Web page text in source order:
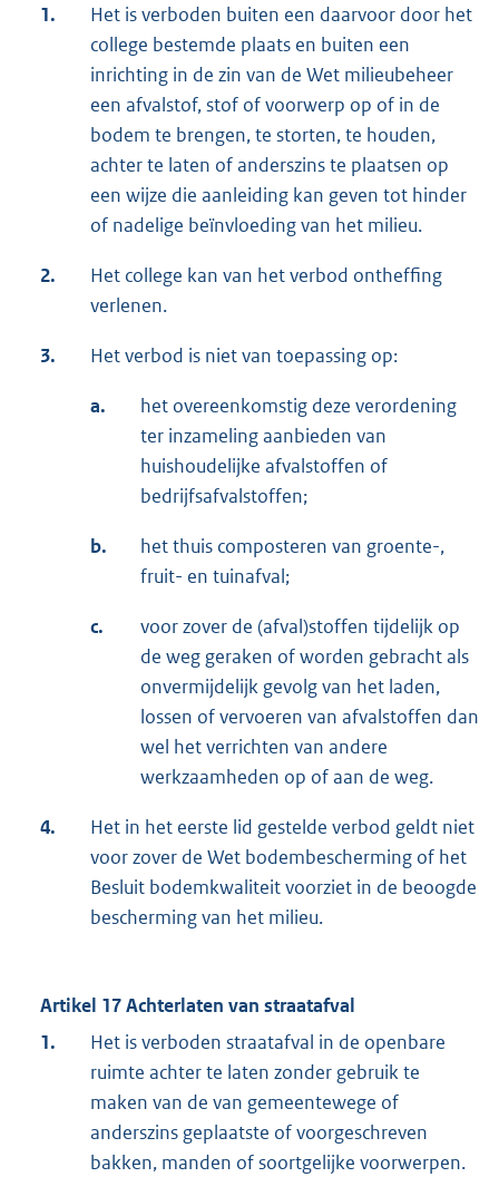
1.
Het is verboden buiten een daarvoor door het
college bestemde plaats en buiten een
inrichting in de zin van de Wet milieubeheer
een afvalstof, stof of voorwerp op of in de
bodem te brengen, te storten, te houden,
achter te laten of anderszins te plaatsen op
een wijze die aanleiding kan geven tot hinder
of nadelige beïnvloeding van het milieu.
2.
Het college kan van het verbod ontheffing
verlenen.
3. Het verbod is niet van toepassing op:
a.
het overeenkomstig deze verordening
ter inzameling aanbieden van
huishoudelijke afvalstoffen of
bedrijfsafvalstoffen;
b.
het thuis composteren van groente-,
fruit- en tuinafval;
c.
voor zover de (afval)stoffen tijdelijk op
de weg geraken of worden gebracht als
onvermijdelijk gevolg van het laden,
lossen of vervoeren van afvalstoffen dan
wel het verrichten van andere
werkzaamheden op of aan de weg.
4.
Het in het eerste lid gestelde verbod geldt niet
voor zover de Wet bodembescherming of het
Besluit bodemkwaliteit voorziet in de beoogde
bescherming van het milieu.
Artikel 17 Achterlaten van straatafval
1.
Het is verboden straatafval in de openbare
ruimte achter te laten zonder gebruik te
maken van de van gemeentewege of
anderszins geplaatste of voorgeschreven
bakken, manden of soortgelijke voorwerpen.